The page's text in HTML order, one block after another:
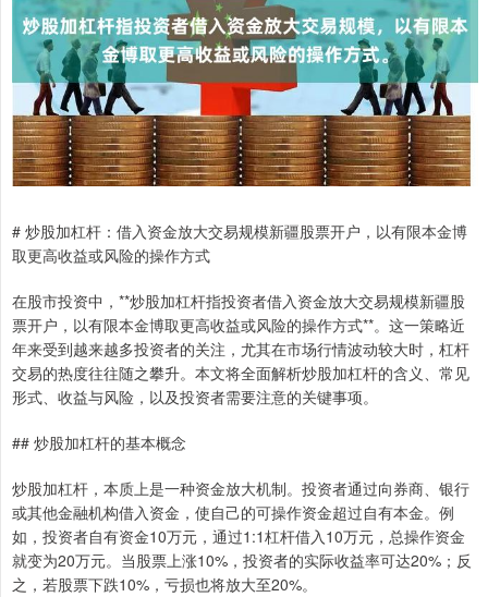
# 炒股加杠杆：借入资金放大交易规模新疆股票开户，以有限本金博
取更高收益或风险的操作方式
在股市投资中，**炒股加杠杆指投资者借入资金放大交易规模新疆股
票开户，以有限本金博取更高收益或风险的操作方式**。这一策略近
年来受到越来越多投资者的关注，尤其在市场行情波动较大时，杠杆
交易的热度往往随之攀升。本文将全面解析炒股加杠杆的含义、常见
形式、收益与风险，以及投资者需要注意的关键事项。
## 炒股加杠杆的基本概念
炒股加杠杆，本质上是一种资金放大机制。投资者通过向券商、银行
或其他金融机构借入资金，使自己的可操作资金超过自有本金。例
如，投资者自有资金10万元，通过1:1杠杆借入10万元，总操作资金
就变为20万元。当股票上涨10%，投资者的实际收益率可达20%；反
之，若股票下跌10%，亏损也将放大至20%。